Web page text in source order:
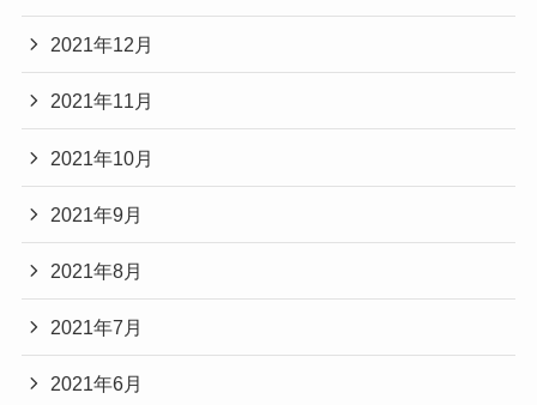
2021年12月
2021年11月
2021年10月
2021年9月
2021年8月
2021年7月
2021年6月